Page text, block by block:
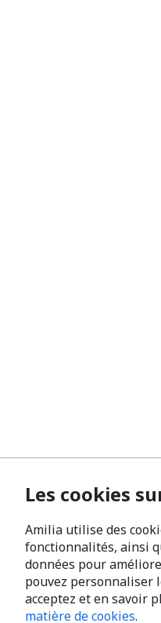
Les cookies
Amilia utilise des
fonctionnalités, ainsi
données pour
pouvez personnaliser
acceptez et en savoir
matière de cookies.